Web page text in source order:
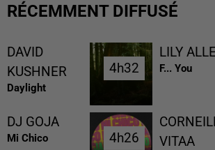
RÉCEMMENT DIFFUSÉ
DAVID
KUSHNER
Daylight
4h32
4h32
LILY
F... You
DJ GOJA
Mi Chico 4h26
4h26
VITAA